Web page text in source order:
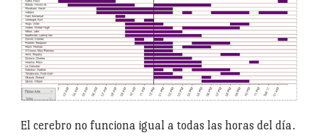
El cerebro no funciona igual a todas las horas del día.